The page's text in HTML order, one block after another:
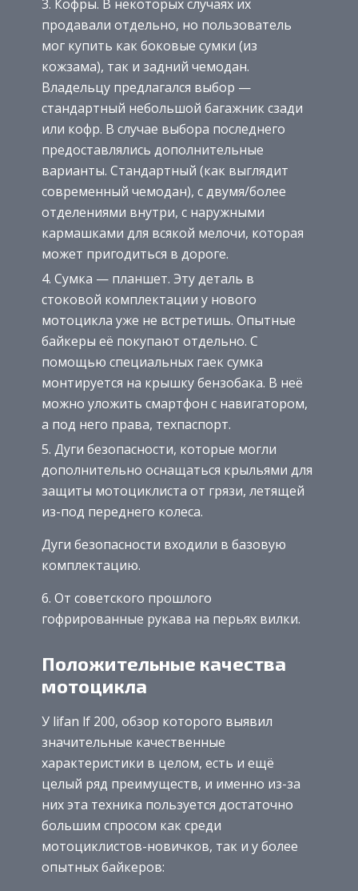
Кофры. В некоторых случаях их
продавали отдельно, но пользователь
мог купить как боковые сумки (из
кожзама), так и задний чемодан.
Владельцу предлагался выбор —
стандартный небольшой багажник сзади
или кофр. В случае выбора последнего
предоставлялись дополнительные
варианты. Стандартный (как выглядит
современный чемодан), с двумя/более
отделениями внутри, с наружными
кармашками для всякой мелочи, которая
может пригодиться в дороге.
Сумка — планшет. Эту деталь в
стоковой комплектации у нового
мотоцикла уже не встретишь. Опытные
байкеры её покупают отдельно. С
помощью специальных гаек сумка
монтируется на крышку бензобака. В неё
можно уложить смартфон с навигатором,
а под него права, техпаспорт.
Дуги безопасности, которые могли
дополнительно оснащаться крыльями для
защиты мотоциклиста от грязи, летящей
из-под переднего колеса.
Дуги безопасности входили в базовую
комплектацию.
От советского прошлого
гофрированные рукава на перьях вилки.
Положительные качества
мотоцикла
У lifan lf 200, обзор которого выявил
значительные качественные
характеристики в целом, есть и ещё
целый ряд преимуществ, и именно из-за
них эта техника пользуется достаточно
большим спросом как среди
мотоциклистов-новичков, так и у более
опытных байкеров: